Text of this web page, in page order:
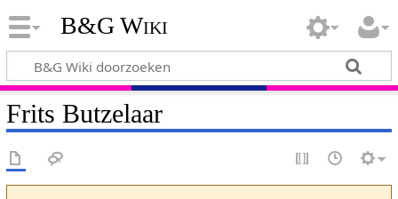
B&G Wiki
Frits Butzelaar